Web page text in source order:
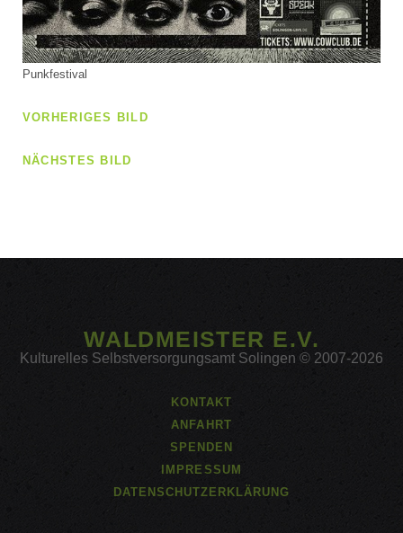
Punkfestival
VORHERIGES BILD
NÄCHSTES BILD
WALDMEISTER E.V.
Kulturelles Selbstversorgungsamt Solingen © 2007-2026
KONTAKT
ANFAHRT
SPENDEN
IMPRESSUM
DATENSCHUTZERKLÄRUNG